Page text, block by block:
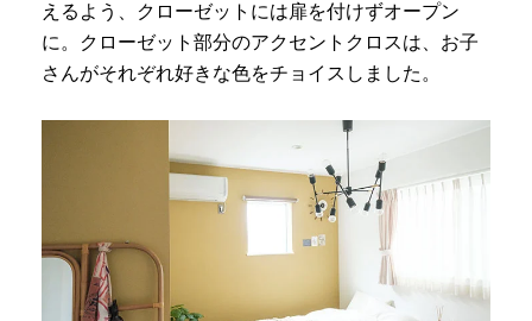
えるよう、クローゼットには扉を付けずオープン
に。クローゼット部分のアクセントクロスは、お子
さんがそれぞれ好きな色をチョイスしました。